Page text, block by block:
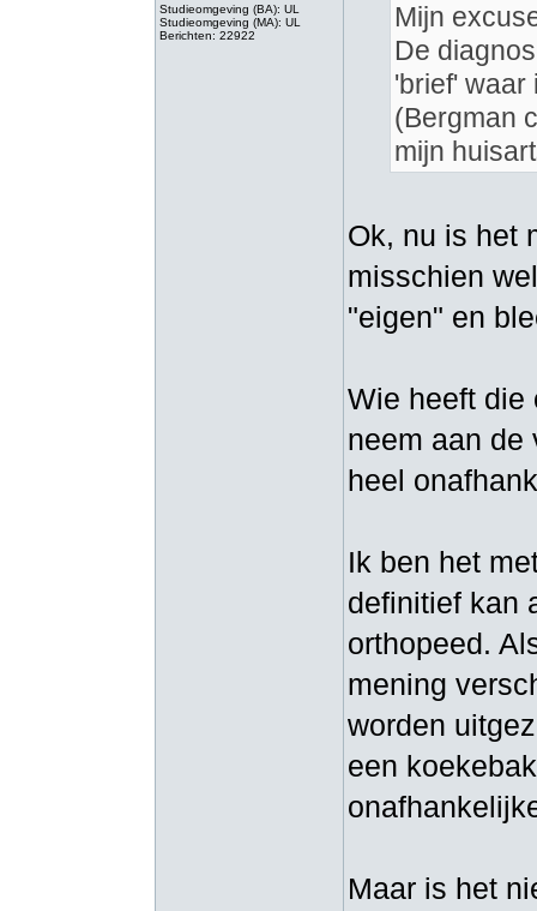
Studieomgeving (BA): UL
Studieomgeving (MA): UL
Berichten: 22922
Mijn
De
'brief' waar
(Bergman
mijn
Ok, nu is het
misschien
"eigen" en
Wie heeft die
neem aan de
heel
Ik ben het
definitief kan
orthopeed.
mening
worden
een
Maar is het